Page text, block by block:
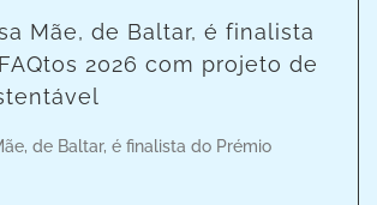
Mãe, de Baltar, é finalista
2026 com projeto de
de Baltar, é finalista do Prémio